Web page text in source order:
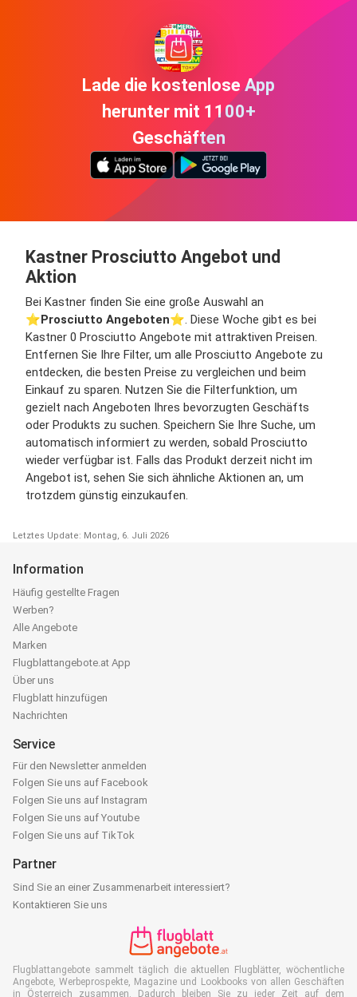
Lade die kostenlose App
herunter mit 1100+
Geschäften
Kastner Prosciutto Angebot und
Aktion
Bei Kastner finden Sie eine große Auswahl an
⭐️Prosciutto Angeboten⭐️. Diese Woche gibt es bei
Kastner 0 Prosciutto Angebote mit attraktiven Preisen.
Entfernen Sie Ihre Filter, um alle Prosciutto Angebote zu
entdecken, die besten Preise zu vergleichen und beim
Einkauf zu sparen. Nutzen Sie die Filterfunktion, um
gezielt nach Angeboten Ihres bevorzugten Geschäfts
oder Produkts zu suchen. Speichern Sie Ihre Suche, um
automatisch informiert zu werden, sobald Prosciutto
wieder verfügbar ist. Falls das Produkt derzeit nicht im
Angebot ist, sehen Sie sich ähnliche Aktionen an, um
trotzdem günstig einzukaufen.
Letztes Update: Montag, 6. Juli 2026
Information
Häufig gestellte Fragen
Werben?
Alle Angebote
Marken
Flugblattangebote.at App
Über uns
Flugblatt hinzufügen
Nachrichten
Service
Für den Newsletter anmelden
Folgen Sie uns auf Facebook
Folgen Sie uns auf Instagram
Folgen Sie uns auf Youtube
Folgen Sie uns auf TikTok
Partner
Sind Sie an einer Zusammenarbeit interessiert?
Kontaktieren Sie uns
Flugblattangebote sammelt täglich die aktuellen Flugblätter, wöchentliche
Angebote, Werbeprospekte, Magazine und Lookbooks von allen Geschäften
in Österreich zusammen. Dadurch bleiben Sie zu jeder Zeit auf dem